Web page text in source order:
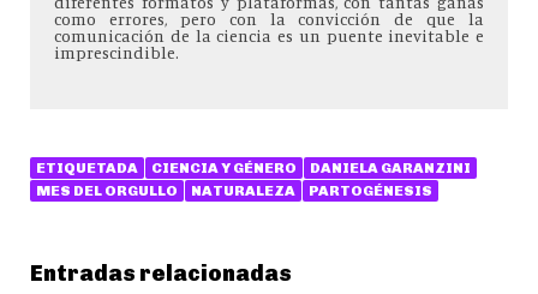
como errores, pero con la convicción de que la
comunicación de la ciencia es un puente inevitable e
imprescindible.
ETIQUETADA CIENCIA Y GÉNERO
DANIELA GARANZINI
MES DEL ORGULLO
NATURALEZA PARTOGÉNESIS
Entradas relacionadas